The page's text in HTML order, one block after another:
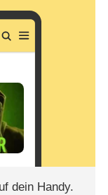
dein Handy.